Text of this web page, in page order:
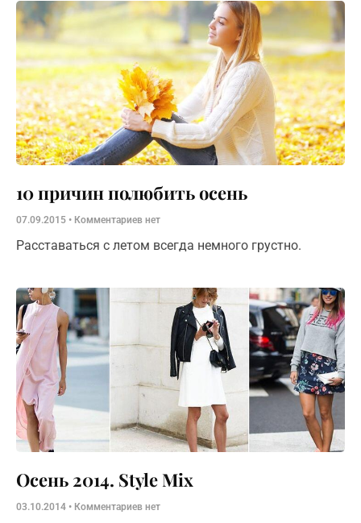
10 причин полюбить осень
07.09.2015 Комментариев нет
Расставаться с летом всегда немного грустно.
Осень 2014. Style Mix
03.10.2014 Комментариев нет